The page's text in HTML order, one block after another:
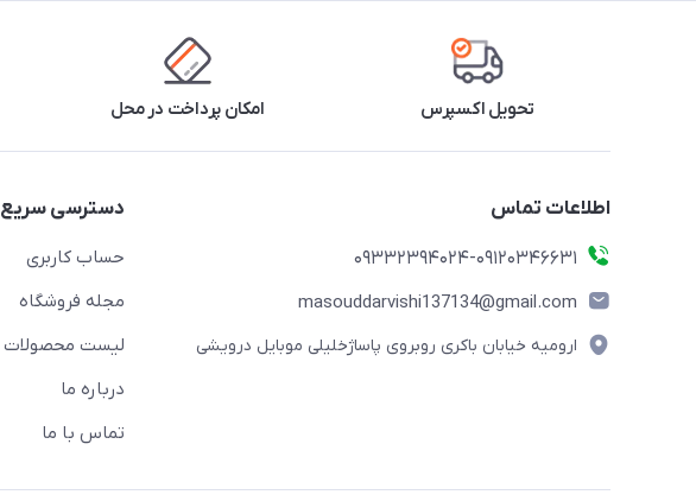
تحویل اکسپرس امکان پرداخت در محل
اطلاعات تماس
09332394024-09120346631
masouddarvishi137134@gmail.com
ارومیه خیابان باکری روبروی پاساژخلیلی موبایل درویشی
دسترسی سریع
حساب کاربری
مجله فروشگاه
لیست محصولات
درباره ما
تماس با ما